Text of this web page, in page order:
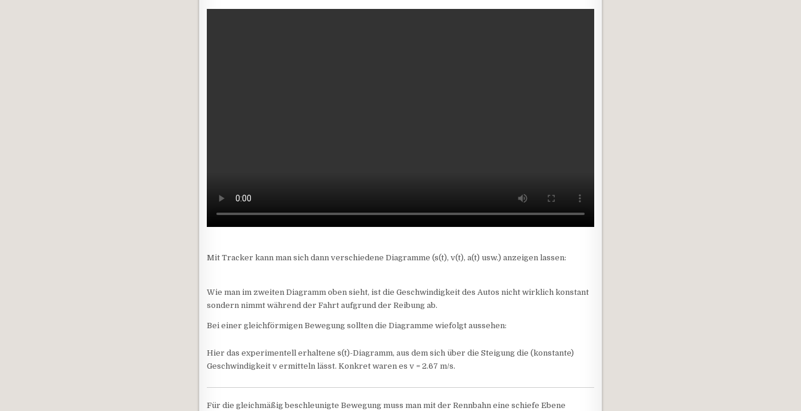
Mit Tracker kann man sich dann verschiedene Diagramme (s(t), v(t), a(t) usw.) anzeigen lassen:
Wie man im zweiten Diagramm oben sieht, ist die Geschwindigkeit des Autos nicht wirklich konstant
sondern nimmt während der Fahrt aufgrund der Reibung ab.
Bei einer gleichförmigen Bewegung sollten die Diagramme wiefolgt aussehen:
Hier das experimentell erhaltene s(t)-Diagramm, aus dem sich über die Steigung die (konstante)
Geschwindigkeit v ermitteln lässt. Konkret waren es v = 2.67 m/s.
Für die gleichmäßig beschleunigte Bewegung muss man mit der Rennbahn eine schiefe Ebene